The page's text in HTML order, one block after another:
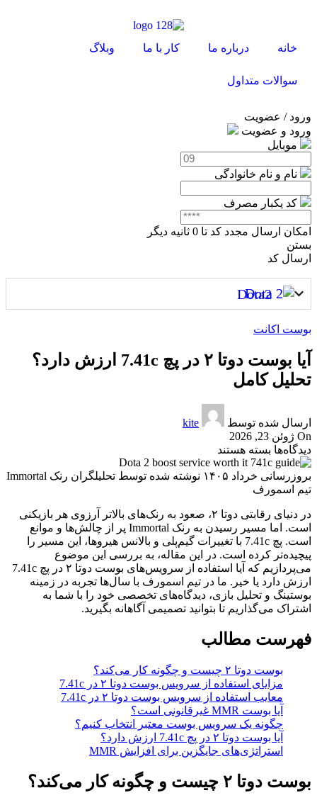
خانه درباره ما کار با ما وبلاگ
سوالات متداول
ورود / عضویت
ورود و عضویت
موبایل
نام و نام خانوادگی
کد یکبار مصرف
امکان ارسال مجدد کد تا 0 ثانیه دیگر
بستن
ارسال کد
Dota2
بوست اکانت
آیا بوست دوتا ۲ در پچ 7.41c ارزش دارد؟
تحلیل کامل
ارسال شده توسط
kite
On ژوئن 23, 2026
دیدگاه‌ها بسته هستند
بروزرسانی خرداد ۱۴۰۵
نوشته شده توسط تحلیلگران رنک Immortal
تیم اسمورف
در دنیای رقابتی دوتا ۲، صعود به رنک‌های بالاتر آرزوی هر بازیکنی
است. اما مسیر رسیدن به رنک Immortal پر از چالش‌ها و موانع
است. پچ 7.41c با تغییرات گیم‌پلی و بالانس هیروها، این مسیر را
پیچیده‌تر کرده است. در این مقاله، به بررسی این موضوع
می‌پردازیم که آیا استفاده از سرویس‌های بوست دوتا ۲ در پچ 7.41c
ارزش دارد یا خیر. ما در تیم اسمورف با سال‌ها تجربه در زمینه
بوستینگ و تحلیل بازی، دیدگاه‌های تخصصی خود را با شما به
اشتراک می‌گذاریم تا بتوانید تصمیمی آگاهانه بگیرید.
فهرست مطالب
بوست دوتا ۲ چیست و چگونه کار می‌کند؟
مزایای استفاده از سرویس بوست دوتا ۲ در 7.41c
معایب استفاده از سرویس بوست دوتا ۲ در 7.41c
آیا بوست MMR غیرقانونی است؟
چگونه یک سرویس بوست معتبر انتخاب کنیم؟
آیا بوست دوتا ۲ در پچ 7.41c ارزش دارد؟
استراتژی‌های جایگزین برای افزایش MMR
بوست دوتا ۲ چیست و چگونه کار می‌کند؟